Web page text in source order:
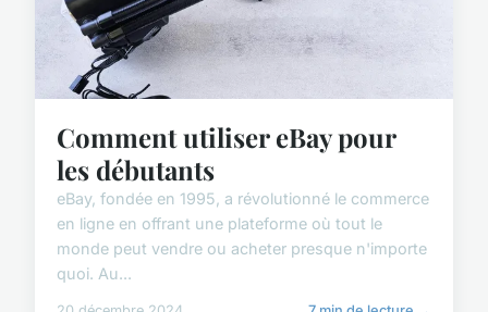
Comment utiliser eBay pour
les débutants
eBay, fondée en 1995, a révolutionné le commerce
en ligne en offrant une plateforme où tout le
monde peut vendre ou acheter presque n'importe
quoi. Au...